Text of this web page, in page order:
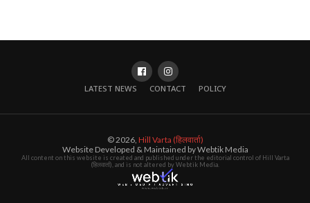
LATEST NEWS CONTACT POLICY
© 2026, Hill Varta (हिलवार्ता)
Website Developed & Maintained by Webtik Media
All content on this website is created and published under the editorial control of Hill Varta
(हिलवार्ता), and is not altered by Webtik Media.